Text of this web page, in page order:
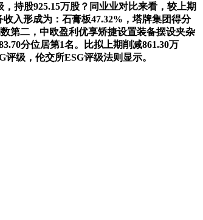
持股925.15万股？同业业对比来看，较上期
入形成为：石膏板47.32%，塔牌集团得分
第二，中欧盈利优享矫捷设置装备摆设夹杂
分位居第1名。比拟上期削减861.30万
级，伦交所ESG评级法则显示。